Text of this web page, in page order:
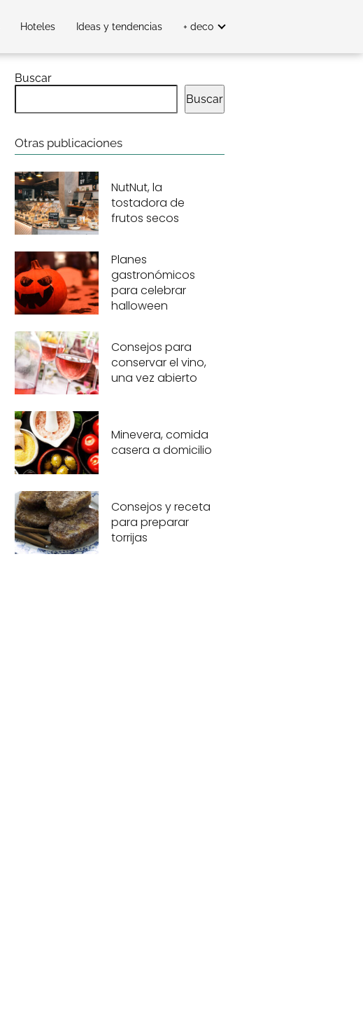
Hoteles Ideas y tendencias + deco
Buscar
Buscar
Otras publicaciones
NutNut, la
tostadora de
frutos secos
Planes
gastronómicos
para celebrar
halloween
Consejos para
conservar el vino,
una vez abierto
Minevera, comida
casera a domicilio
Consejos y receta
para preparar
torrijas